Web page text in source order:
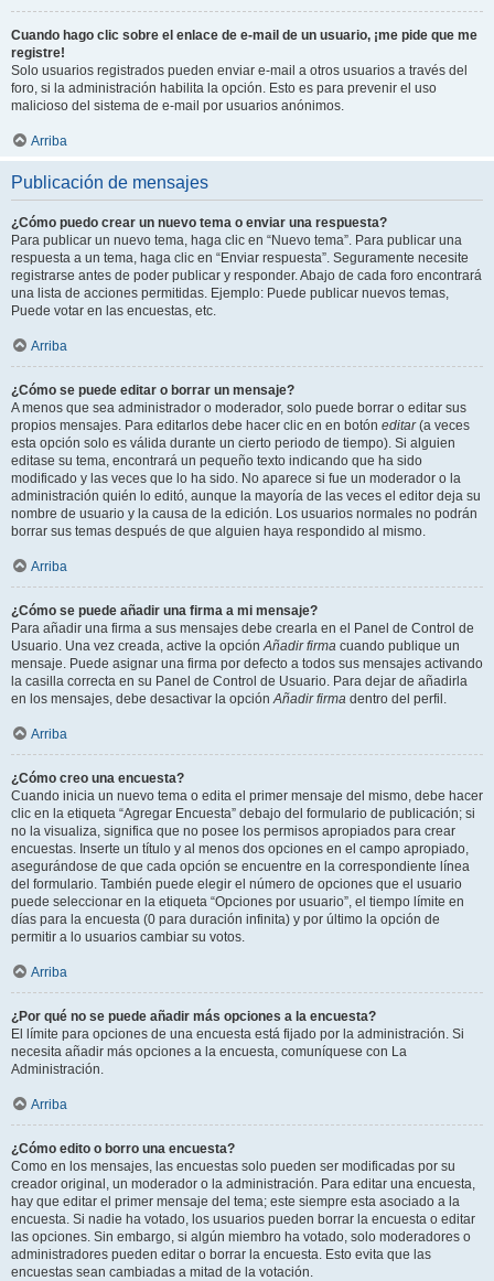
Cuando hago clic sobre el enlace de e-mail de un usuario, ¡me pide que me
registre!
Solo usuarios registrados pueden enviar e-mail a otros usuarios a través del
foro, si la administración habilita la opción. Esto es para prevenir el uso
malicioso del sistema de e-mail por usuarios anónimos.
Arriba
Publicación de mensajes
¿Cómo puedo crear un nuevo tema o enviar una respuesta?
Para publicar un nuevo tema, haga clic en “Nuevo tema”. Para publicar una
respuesta a un tema, haga clic en “Enviar respuesta”. Seguramente necesite
registrarse antes de poder publicar y responder. Abajo de cada foro encontrará
una lista de acciones permitidas. Ejemplo: Puede publicar nuevos temas,
Puede votar en las encuestas, etc.
Arriba
¿Cómo se puede editar o borrar un mensaje?
A menos que sea administrador o moderador, solo puede borrar o editar sus
propios mensajes. Para editarlos debe hacer clic en en botón editar(a veces
esta opción solo es válida durante un cierto periodo de tiempo). Si alguien
editase su tema, encontrará un pequeño texto indicando que ha sido
modificado y las veces que lo ha sido. No aparece si fue un moderador o la
administración quién lo editó, aunque la mayoría de las veces el editor deja su
nombre de usuario y la causa de la edición. Los usuarios normales no podrán
borrar sus temas después de que alguien haya respondido al mismo.
Arriba
¿Cómo se puede añadir una firma a mi mensaje?
Para añadir una firma a sus mensajes debe crearla en el Panel de Control de
Usuario. Una vez creada, active la opciónAñadir firma cuando publique un
mensaje. Puede asignar una firma por defecto a todos sus mensajes activando
la casilla correcta en su Panel de Control de Usuario. Para dejar de añadirla
en los mensajes, debe desactivar la opciónAñadir firma dentro del perfil.
Arriba
¿Cómo creo una encuesta?
Cuando inicia un nuevo tema o edita el primer mensaje del mismo, debe hacer
clic en la etiqueta “Agregar Encuesta” debajo del formulario de publicación; si
no la visualiza, significa que no posee los permisos apropiados para crear
encuestas. Inserte un título y al menos dos opciones en el campo apropiado,
asegurándose de que cada opción se encuentre en la correspondiente línea
del formulario. También puede elegir el número de opciones que el usuario
puede seleccionar en la etiqueta “Opciones por usuario”, el tiempo límite en
días para la encuesta (0 para duración infinita) y por último la opción de
permitir a lo usuarios cambiar su votos.
Arriba
¿Por qué no se puede añadir más opciones a la encuesta?
El límite para opciones de una encuesta está fijado por la administración. Si
necesita añadir más opciones a la encuesta, comuníquese con La
Administración.
Arriba
¿Cómo edito o borro una encuesta?
Como en los mensajes, las encuestas solo pueden ser modificadas por su
creador original, un moderador o la administración. Para editar una encuesta,
hay que editar el primer mensaje del tema; este siempre esta asociado a la
encuesta. Si nadie ha votado, los usuarios pueden borrar la encuesta o editar
las opciones. Sin embargo, si algún miembro ha votado, solo moderadores o
administradores pueden editar o borrar la encuesta. Esto evita que las
encuestas sean cambiadas a mitad de la votación.